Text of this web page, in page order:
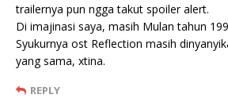
trailernya pun ngga takut spoiler alert.
Di imajinasi saya, masih Mulan tahun
Syukurnya ost Reflection masih
yang sama, xtina.
REPLY